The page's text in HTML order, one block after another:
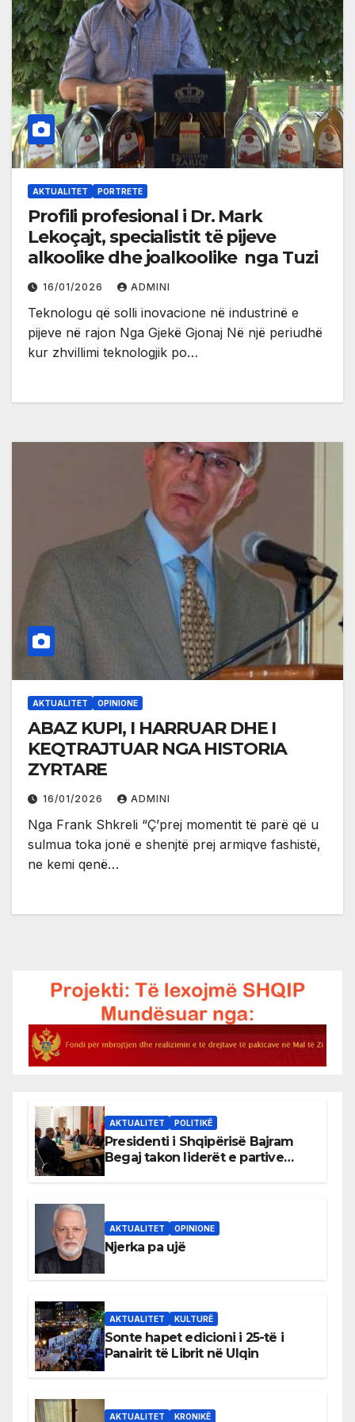
AKTUALITET PORTRETE
Profili profesional i Dr. Mark
Lekoçajt, specialistit të pijeve
alkoolike dhe joalkoolike nga Tuzi
16/01/2026 ADMINI
Teknologu që solli inovacione në industrinë e
pijeve në rajon Nga Gjekë Gjonaj Në një periudhë
kur zhvillimi teknologjik po…
AKTUALITET OPINIONE
ABAZ KUPI, I HARRUAR DHE I
KEQTRAJTUAR NGA HISTORIA
ZYRTARE
16/01/2026 ADMINI
Nga Frank Shkreli “Ç’prej momentit të parë që u
sulmua toka jonë e shenjtë prej armiqve fashistë,
ne kemi qenë…
AKTUALITET POLITIKË
Presidenti i Shqipërisë Bajram
Begaj takon liderët e partive
AKTUALITET OPINIONE
Njerka pa ujë
AKTUALITET KULTURË
Sonte hapet edicioni i 25-të i
Panairit të Librit në Ulqin
AKTUALITET KRONIKË